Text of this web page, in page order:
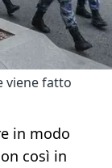
viene fatto
in modo
così in